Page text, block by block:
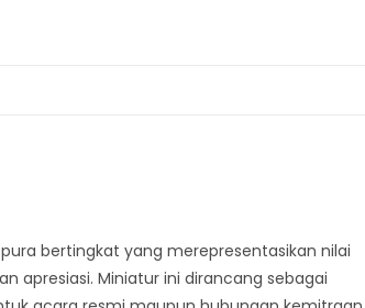
bertingkat yang merepresentasikan nilai
apresiasi. Miniatur ini dirancang sebagai